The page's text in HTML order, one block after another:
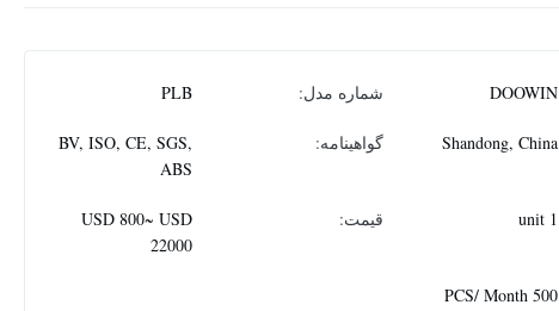
DOOWIN شماره مدل: PLB
Shandong, China گواهینامه:
BV, ISO, CE, SGS,
ABS
1 unit قیمت:
USD 800~ USD
22000
500 PCS/ Month